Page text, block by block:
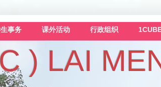
事务 课外活动 行政组织
) LAI